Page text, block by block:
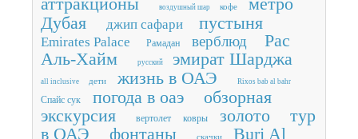
воздушный шар кофе
Дубая
джип сафари пустыня
Emirates Palace Рамадан верблюд
Рас
Аль-Хайм
русский эмират Шарджа
all inclusive дети жизнь в ОАЭ Rixos bab al bahr
Спайс сук погода в оаэ
обзорная
экскурсия
вертолет ковры золото
тур
в ОАЭ
фонтаны скачки
Burj Al